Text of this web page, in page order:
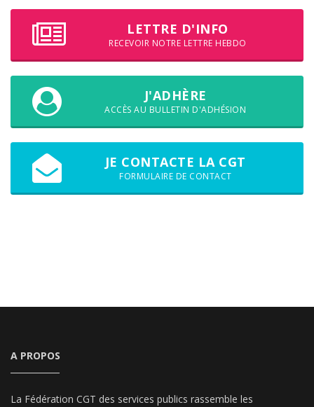
LETTRE D'INFO
RECEVOIR NOTRE LETTRE HEBDO
J'ADHÈRE
ACCÈS AU BULLETIN D'ADHÉSION
JE CONTACTE LA CGT
FORMULAIRE DE CONTACT
A PROPOS
La Fédération CGT des services publics rassemble les